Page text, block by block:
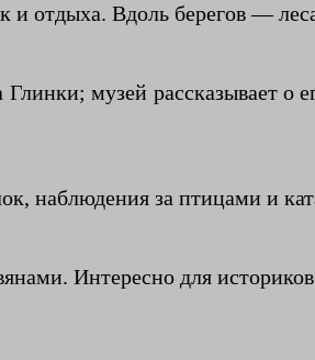
и отдыха. Вдоль берегов —
музей рассказывает о
наблюдения за птицами и
Интересно для